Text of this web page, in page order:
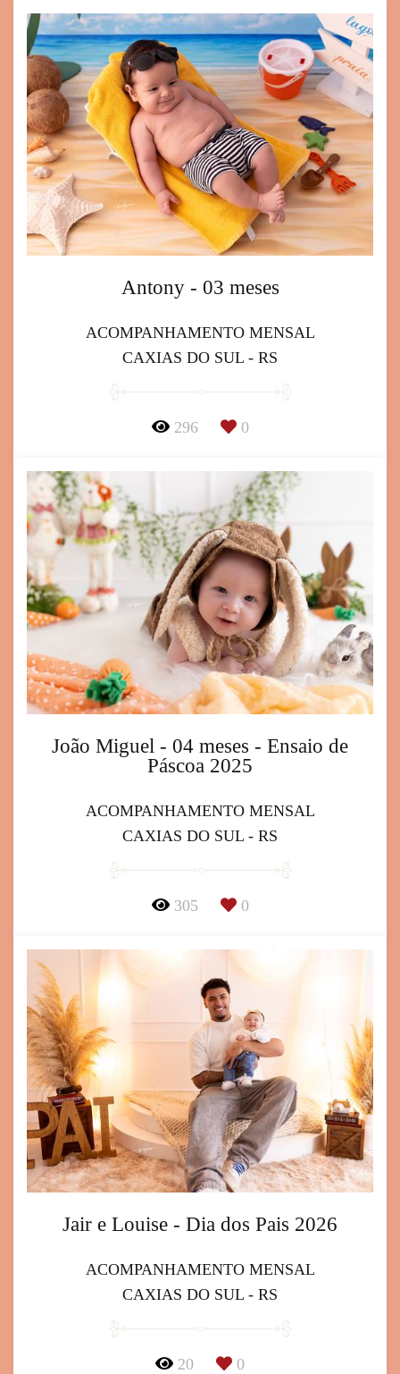
Antony - 03 meses
ACOMPANHAMENTO MENSAL
CAXIAS DO SUL - RS
296 0
João Miguel - 04 meses - Ensaio de
Páscoa 2025
ACOMPANHAMENTO MENSAL
CAXIAS DO SUL - RS
305 0
Jair e Louise - Dia dos Pais 2026
ACOMPANHAMENTO MENSAL
CAXIAS DO SUL - RS
20 0